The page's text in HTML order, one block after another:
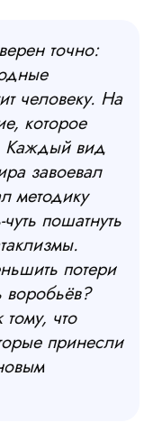
точно:
человеку. На
которое
Каждый вид
завоевал
методику
пошатнуть
потери
воробьёв?
что
принесли